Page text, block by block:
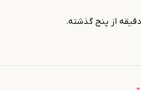
از پنج گذشته.